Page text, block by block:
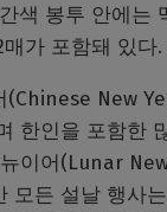
색 봉투 안에는
가 포함돼 있다.
(Chinese New
한인을 포함한
이어(Lunar
모든 설날 행사